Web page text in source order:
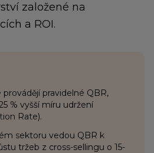
založené na
a ROI.
pravidelné QBR,
% vyšší míru udržení
Rate).
sektoru vedou QBR k
tržeb z cross-sellingu o 15-